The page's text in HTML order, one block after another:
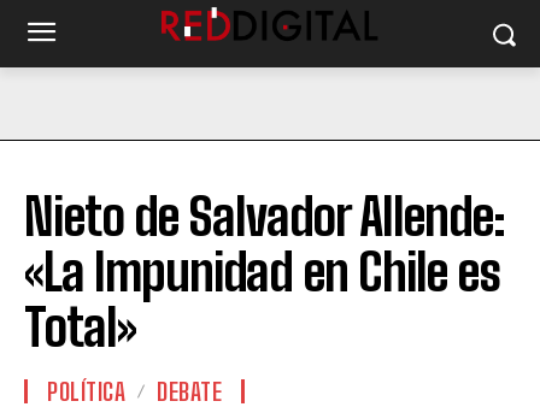
Nieto de Salvador Allende:
«La Impunidad en Chile es
Total»
POLÍTICA DEBATE